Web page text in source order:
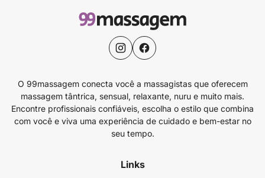
O 99massagem conecta você a massagistas que oferecem
massagem tântrica, sensual, relaxante, nuru e muito mais.
Encontre profissionais confiáveis, escolha o estilo que combina
com você e viva uma experiência de cuidado e bem-estar no
seu tempo.
Links